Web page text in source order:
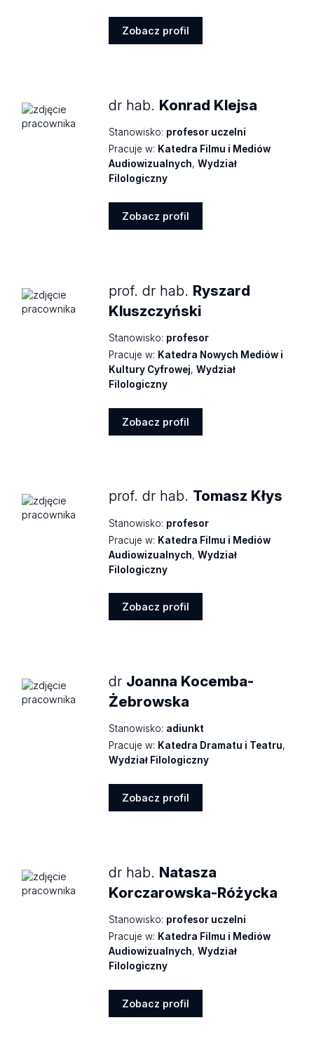
Zobacz profil
dr hab. Konrad Klejsa
Stanowisko: profesor uczelni
Pracuje w: Katedra Filmu i Mediów
Audiowizualnych,Wydział
Filologiczny
Zobacz profil
prof. dr hab. Ryszard
Kluszczyński
Stanowisko: profesor
Pracuje w: Katedra Nowych Mediów i
Kultury Cyfrowej,Wydział
Filologiczny
Zobacz profil
prof. dr hab. Tomasz Kłys
Stanowisko: profesor
Pracuje w: Katedra Filmu i Mediów
Audiowizualnych,Wydział
Filologiczny
Zobacz profil
dr Joanna Kocemba-
Żebrowska
Stanowisko: adiunkt
Pracuje w: Katedra Dramatu i Teatru,
Wydział Filologiczny
Zobacz profil
dr hab. Natasza
Korczarowska-Różycka
Stanowisko: profesor uczelni
Pracuje w: Katedra Filmu i Mediów
Audiowizualnych,Wydział
Filologiczny
Zobacz profil